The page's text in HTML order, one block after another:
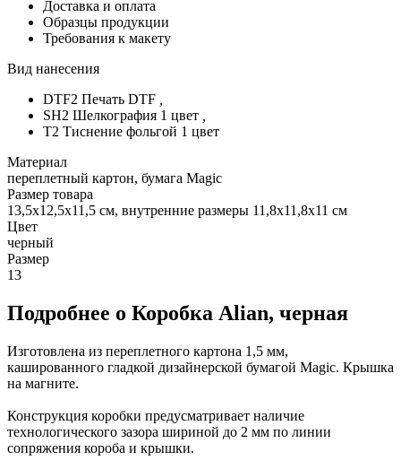
Доставка и оплата
Образцы продукции
Требования к макету
Вид нанесения
DTF2 Печать DTF
SH2 Шелкография 1 цвет
T2 Тиснение фольгой 1 цвет
Материал
переплетный картон, бумага Magic
Размер товара
13,5х12,5х11,5 см, внутренние размеры 11,8х11,8х11 см
Цвет
черный
Размер
13
Подробнее о Коробка Alian, черная
Изготовлена из переплетного картона 1,5 мм,
кашированного гладкой дизайнерской бумагой Magic. Крышка
на магните.
Конструкция коробки предусматривает наличие
технологического зазора шириной до 2 мм по линии
сопряжения короба и крышки.